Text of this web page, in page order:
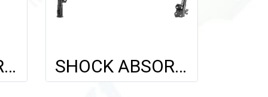
SHOCK ABSORBER (FL) FOR HONDA CIVIC ES '01-'05 (แกน 25 มม.) SHOCK ABSORBER (FL) FOR TOYOTA C-HR/ COROLLA CROSS '17